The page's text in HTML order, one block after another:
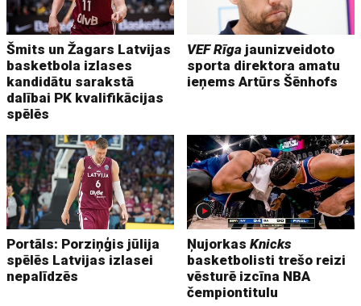
Šmits un Žagars Latvijas
basketbola izlases
kandidātu sarakstā
dalībai PK kvalifikācijas
spēlēs
VEF Rīga jaunizveidoto
sporta direktora amatu
ieņems Artūrs Šēnhofs
Portāls: Porziņģis jūlija
spēlēs Latvijas izlasei
nepalīdzēs
ŅujorkasKnicks
basketbolisti trešo reizi
vēsturē izcīna NBA
čempiontitulu